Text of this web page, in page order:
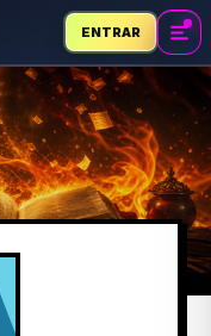
ENTRAR